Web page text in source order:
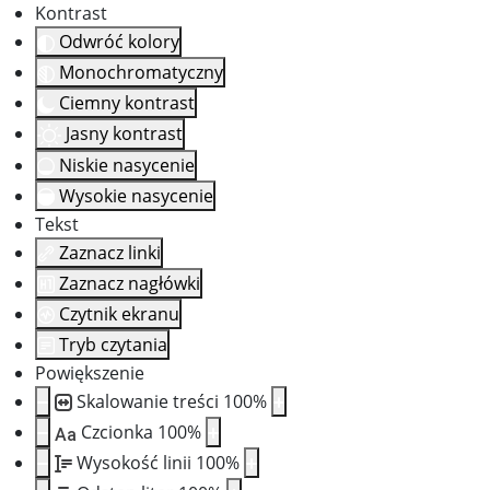
Kontrast
Odwróć kolory
Monochromatyczny
Ciemny kontrast
Jasny kontrast
Niskie nasycenie
Wysokie nasycenie
Tekst
Zaznacz linki
Zaznacz nagłówki
Czytnik ekranu
Tryb czytania
Powiększenie
Skalowanie treści 100%
Aa Czcionka 100%
Wysokość linii 100%